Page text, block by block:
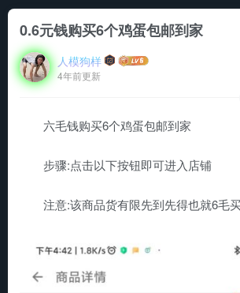
0.6元钱购买6个鸡蛋包邮到家
人模狗样
4年前更新
六毛钱购买6个鸡蛋包邮到家
步骤:点击以下按钮即可进入店铺
注意:该商品货有限先到先得也就6毛